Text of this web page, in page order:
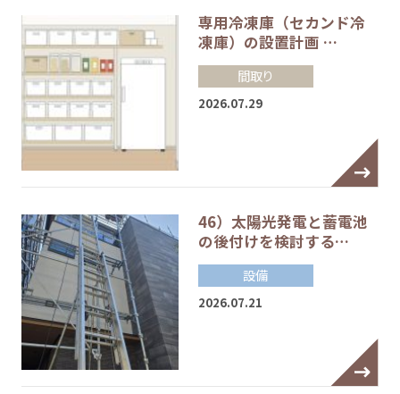
専用冷凍庫（セカンド冷
凍庫）の設置計画 …
間取り
2026.07.29
46）太陽光発電と蓄電池
の後付けを検討する…
設備
2026.07.21